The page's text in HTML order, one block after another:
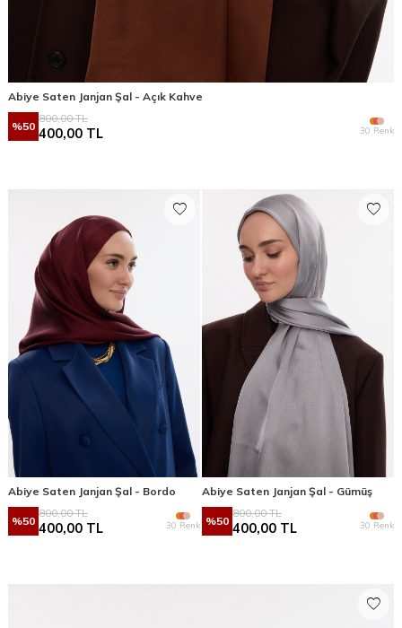
Abiye Saten Janjan Şal - Açık Kahve
%50
800,00TL
400,00 TL 30 Renk
Abiye Saten Janjan Şal - Bordo
%50
800,00TL
400,00 TL 30 Renk
Abiye Saten Janjan Şal - Gümüş
%50
800,00TL
400,00 TL 30 Renk